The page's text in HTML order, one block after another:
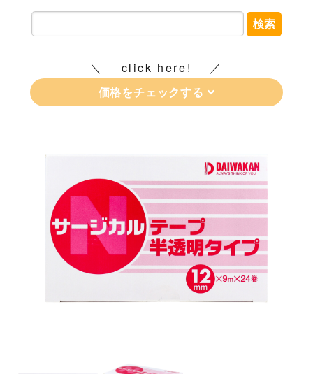
検索
click here!
価格をチェックする